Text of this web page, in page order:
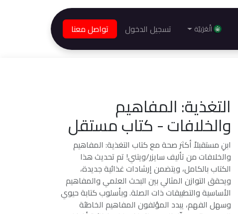
الْعَرَبيّة تسجيل الدخول تواصل معنا
التغذية: المفاهيم
والخلافات - كتاب مستقل
ابنِ مستقبلاً أكثر صحة مع كتاب التغذية: المفاهيم
والخلافات من تأليف سايزر/ويتني! تم تحديث هذا
الكتاب بالكامل، ويتضمن إرشادات غذائية جديدة،
ويحقق التوازن المثالي بين البحث العلمي والمفاهيم
الأساسية والتطبيقات ذات الصلة. وبأسلوب كتابة حيوي
وسهل الفهم، يبدد المؤلفون المفاهيم الخاطئة